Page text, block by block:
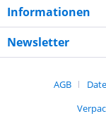
Informationen
Newsletter
AGB